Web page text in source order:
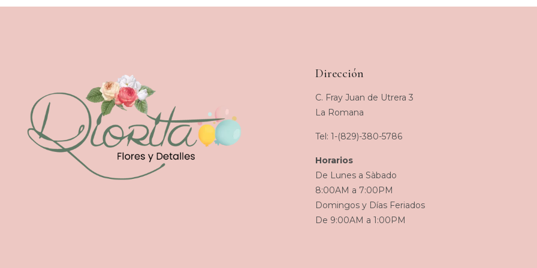
Dirección
C. Fray Juan de Utrera 3
La Romana
Tel: 1-(829)-380-5786
Horarios
De Lunes a Sàbado
8:00AM a 7:00PM
Domingos y Días Feriados
De 9:00AM a 1:00PM